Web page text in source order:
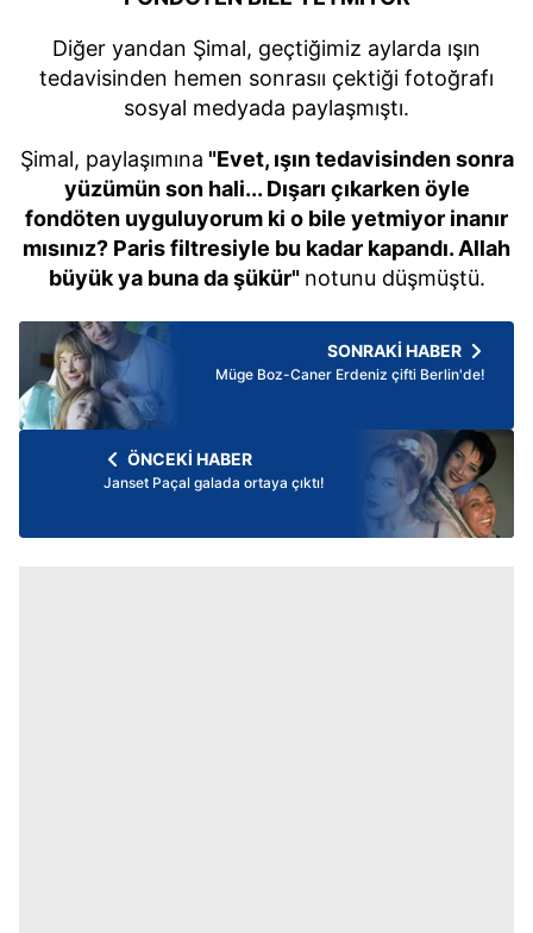
Diğer yandan Şimal, geçtiğimiz aylarda ışın
tedavisinden hemen sonrasıı çektiği fotoğrafı
sosyal medyada paylaşmıştı.
Şimal, paylaşımına "Evet, ışın tedavisinden sonra
yüzümün son hali... Dışarı çıkarken öyle
fondöten uyguluyorum ki o bile yetmiyor inanır
mısınız? Paris filtresiyle bu kadar kapandı. Allah
büyük ya buna da şükür" notunu düşmüştü.
SONRAKİ HABER
Müge Boz-Caner Erdeniz çifti Berlin'de!
ÖNCEKİ HABER
Janset Paçal galada ortaya çıktı!